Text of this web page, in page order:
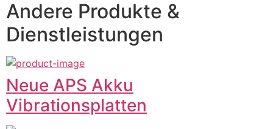
Andere Produkte &
Dienstleistungen
Neue APS Akku
Vibrationsplatten